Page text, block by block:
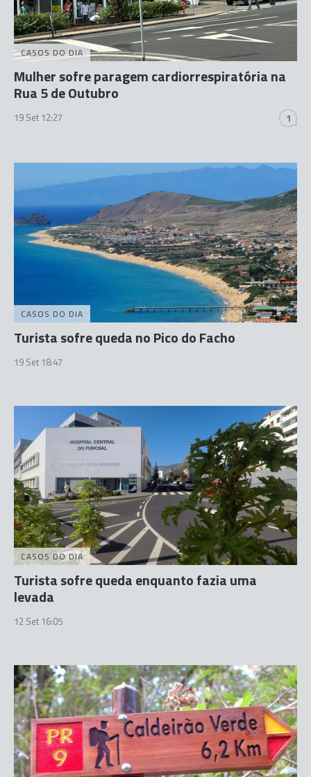
CASOS DO DIA
Mulher sofre paragem cardiorrespiratória na
Rua 5 de Outubro
19 Set 12:27 1
CASOS DO DIA
Turista sofre queda no Pico do Facho
19 Set 18:47
CASOS DO DIA
Turista sofre queda enquanto fazia uma
levada
12 Set 16:05